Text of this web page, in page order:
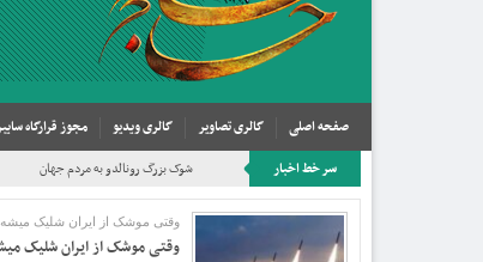
صفحه اصلی گالری تصاویر گالری ویدیو مجوز قرارگاه
سر خط اخبار
شوک بزرگ رونالدو به مردم جهان
وقتی موشک از ایران شلیک
وقتی موشک از ایران شلیک